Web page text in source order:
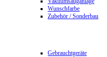
Wunschfarbe
Zubehör / Sonderbau
Gebrauchtgeräte